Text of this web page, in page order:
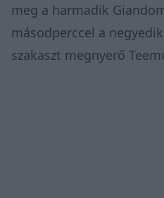
meg a harmadik
másodperccel a
szakaszt megnyerő